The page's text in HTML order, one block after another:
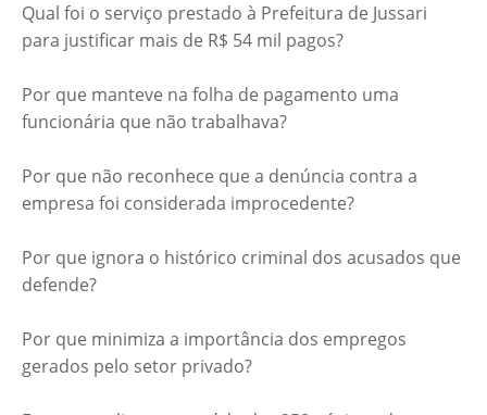
Qual foi o serviço prestado à Prefeitura de Jussari
para justificar mais de R$ 54 mil pagos?
Por que manteve na folha de pagamento uma
funcionária que não trabalhava?
Por que não reconhece que a denúncia contra a
empresa foi considerada improcedente?
Por que ignora o histórico criminal dos acusados que
defende?
Por que minimiza a importância dos empregos
gerados pelo setor privado?